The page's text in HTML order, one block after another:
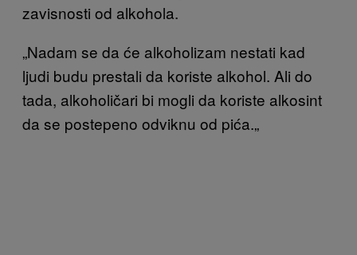
zavisnosti od alkohola.
„Nadam se da će alkoholizam nestati kad
ljudi budu prestali da koriste alkohol. Ali do
tada, alkoholičari bi mogli da koriste alkosint
da se postepeno odviknu od pića.„